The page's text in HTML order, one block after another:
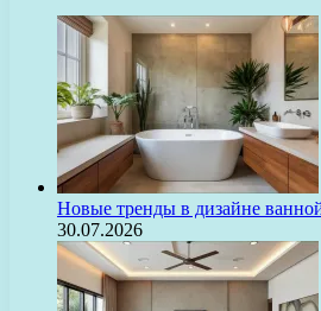
Новые тренды в дизайне
30.07.2026